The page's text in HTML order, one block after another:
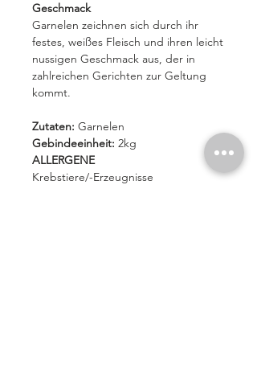
Geschmack
Garnelen zeichnen sich durch ihr
festes, weißes Fleisch und ihren leicht
nussigen Geschmack aus, der in
zahlreichen Gerichten zur Geltung
kommt.
Zutaten: Garnelen
Gebindeeinheit: 2kg
ALLERGENE
Krebstiere/-Erzeugnisse